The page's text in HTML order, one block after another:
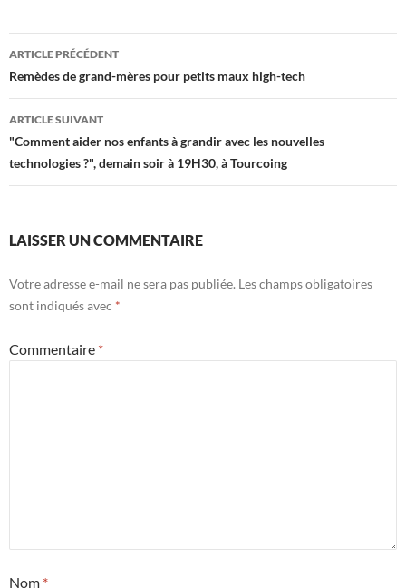
Navigation
des
articles
ARTICLE PRÉCÉDENT
Remèdes de grand-mères pour petits maux high-tech
ARTICLE SUIVANT
"Comment aider nos enfants à grandir avec les nouvelles
technologies ?", demain soir à 19H30, à Tourcoing
LAISSER UN COMMENTAIRE
Votre adresse e-mail ne sera pas publiée. Les champs obligatoires
sont indiqués avec *
Commentaire *
Nom *